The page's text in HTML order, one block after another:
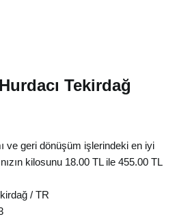
Tekirdağ
ve geri dönüşüm işlerindeki en iyi
kilosunu 18.00 TL ile 455.00 TL
/TR